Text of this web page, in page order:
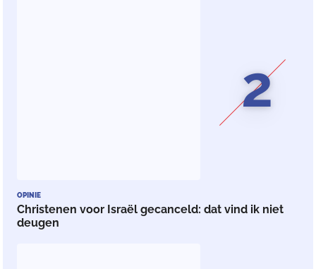
2
OPINIE
Christenen voor Israël gecanceld: dat vind ik niet
deugen